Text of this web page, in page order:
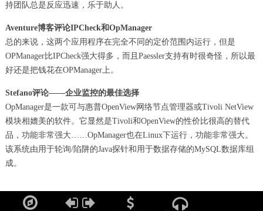
持团队总是反应迅速，乐于助人。
Aventure博客评论IPCheck和OpManager
总的来说，这两个应用程序在完全不同的定价范围内运行，但是
OPManager比IPCheck强大得多，而且Paessler支持有时很奇怪，所以最
好还是把钱花在OPManager上。
Stefano评论——企业监控的最佳选择
OpManager是一款可与惠普OpenView网络节点管理器或Tivoli NetView
模块相媲美的软件。它显然是Tivoli和OpenView的性价比很高的替代
品，功能非常强大……OpManager也在Linux下运行，功能非常强大。
该系统由用于轮询/陷阱的Java探针和用于数据存储的MySQL数据库组
成。